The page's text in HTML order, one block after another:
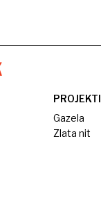
PROJEKTI
Gazela
Zlata nit